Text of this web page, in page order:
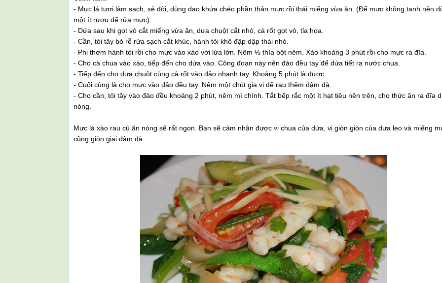
- Mực lá tươi làm sạch, xẻ đôi, dùng dao khứa chéo phần thân mực rồi thái miếng vừa ăn. (Để mực không tanh nên
một ít rượu để rửa mực).
- Dứa sau khi gọt vỏ cắt miếng vừa ăn, dưa chuột cắt nhỏ, cà rốt gọt vỏ, tỉa hoa.
- Cần, tỏi tây bỏ rễ rửa sạch cắt khúc, hành tỏi khô đập dập thái nhỏ.
- Phi thơm hành tỏi rồi cho mực vào xào với lửa lớn. Nêm ½ thìa bột nêm. Xào khoảng 3 phút rồi cho mực ra đĩa.
- Cho cà chua vào xào, tiếp đến cho dứa vào. Công đoạn này nên đảo đều tay để dứa tiết ra nước chua.
- Tiếp đến cho dưa chuột cùng cà rốt vào đảo nhanh tay. Khoảng 5 phút là được.
- Cuối cùng là cho mực vào đảo đều tay. Nêm một chút gia vị để rau thêm đậm đà.
- Cho cần, tỏi tây vào đảo đều khoảng 2 phút, nêm mì chính. Tắt bếp rắc một ít hạt tiêu nên trên, cho thức ăn ra đĩa
nóng.
Mực lá xào rau củ ăn nóng sẽ rất ngon. Bạn sẽ cảm nhận được vị chua của dứa, vị giòn giòn của dưa leo và miếng
cũng giòn giai đậm đà.